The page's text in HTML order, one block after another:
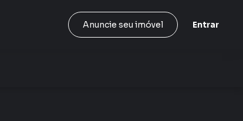
Anuncie seu imóvel Entrar